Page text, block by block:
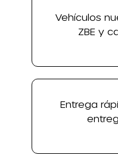
Vehículos
ZBE y
Entrega